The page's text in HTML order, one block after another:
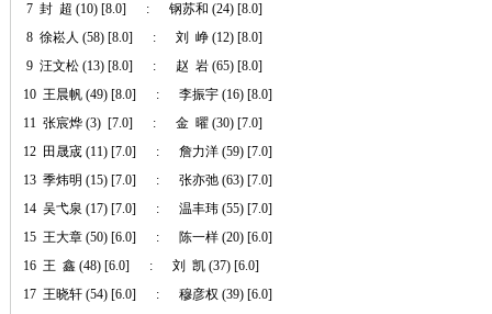
7 封 超 (10) [8.0] : 钢苏和 (24) [8.0]
8 徐崧人 (58) [8.0] : 刘 峥 (12) [8.0]
9 汪文松 (13) [8.0] : 赵 岩 (65) [8.0]
10 王晨帆 (49) [8.0] : 李振宇 (16) [8.0]
11 张宸烨 (3) [7.0] : 金 曜 (30) [7.0]
12 田晟宬 (11) [7.0] : 詹力洋 (59) [7.0]
13 季炜明 (15) [7.0] : 张亦弛 (63) [7.0]
14 吴弋泉 (17) [7.0] : 温丰玮 (55) [7.0]
15 王大章 (50) [6.0] : 陈一样 (20) [6.0]
16 王 鑫 (48) [6.0] : 刘 凯 (37) [6.0]
17 王晓轩 (54) [6.0] : 穆彦权 (39) [6.0]